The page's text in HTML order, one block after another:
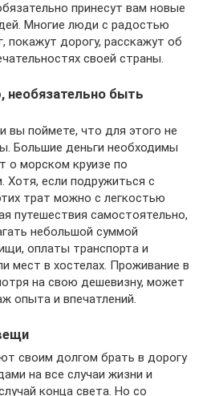
принесут вам новые
Многие люди с радостью
покажут дорогу, расскажут об
своей страны.
быть
вы поймете, что для этого не
Большие деньги необходимы
о морском круизе по
Хотя, если подружиться с
трат можно с легкостью
путешествия самостоятельно,
небольшой суммой
оплаты транспорта и
мест в хостелах. Проживание в
на свою дешевизну, может
опыта и впечатлений.
своим долгом брать в дорогу
на все случаи жизни и
конца света. Но со